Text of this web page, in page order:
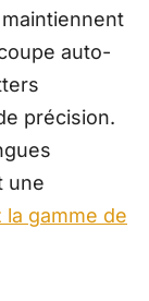
auto-
précision.
une
gamme de